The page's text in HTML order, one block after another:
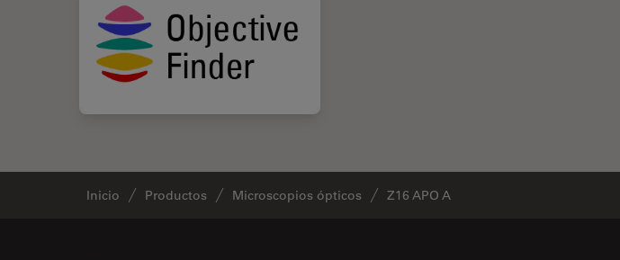
Inicio Productos Microscopios ópticos Z16 APO A